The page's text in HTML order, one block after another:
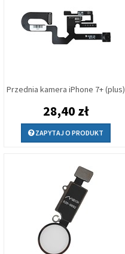
Przednia kamera iPhone 7+ (plus)
28,40 zł
ZAPYTAJ O PRODUKT